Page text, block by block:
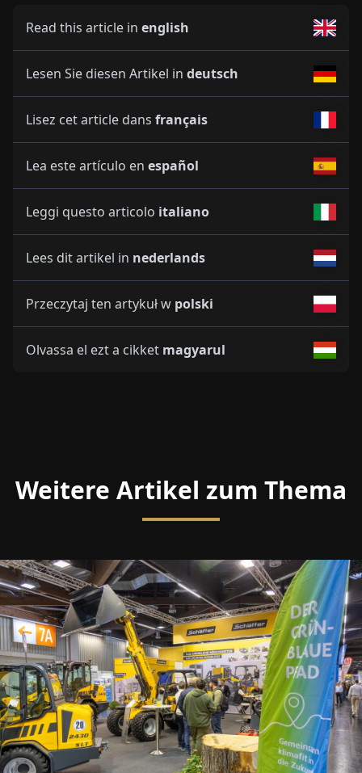
Read this article in english
Lesen Sie diesen Artikel in deutsch
Lisez cet article dans français
Lea este artículo en español
Leggi questo articolo italiano
Lees dit artikel in nederlands
Przeczytaj ten artykuł w polski
Olvassa el ezt a cikket magyarul
Weitere Artikel zum Thema